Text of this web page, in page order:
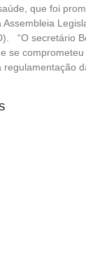
que foi
“O secretário
se